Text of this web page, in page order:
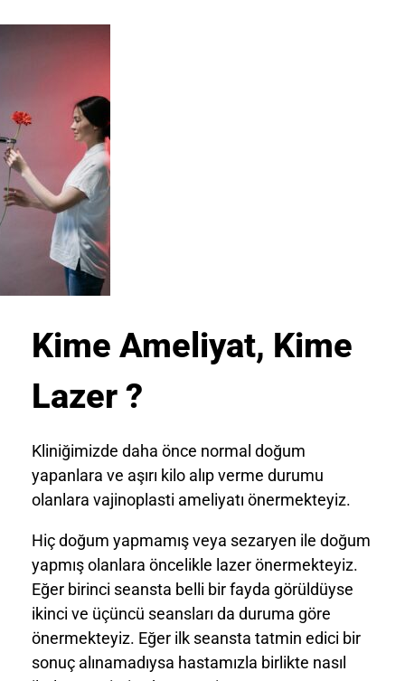
Kime Ameliyat, Kime
Lazer ?
Kliniğimizde daha önce normal doğum
yapanlara ve aşırı kilo alıp verme durumu
olanlara vajinoplasti ameliyatı önermekteyiz.
Hiç doğum yapmamış veya sezaryen ile doğum
yapmış olanlara öncelikle lazer önermekteyiz.
Eğer birinci seansta belli bir fayda görüldüyse
ikinci ve üçüncü seansları da duruma göre
önermekteyiz. Eğer ilk seansta tatmin edici bir
sonuç alınamadıysa hastamızla birlikte nasıl